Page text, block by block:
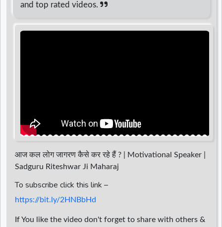
and top rated videos.
आज कल लोग जागरण कैसे कर रहे हैं ? | Motivational Speaker |
Sadguru Riteshwar Ji Maharaj
To subscribe click this link –
https://bit.ly/2HNBbHd
If You like the video don't forget to share with others &